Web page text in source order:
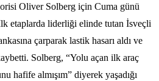
Oliver Solberg için Cuma günü
etaplarda liderliği elinde tutan İsveçli
çarparak lastik hasarı aldı ve
Solberg, “Yolu açan ilk araç
hafife almışım” diyerek yaşadığı